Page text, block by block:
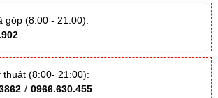
góp (8:00 - 21:00):
thuật (8:00- 21:00):
/ 0966.630.455